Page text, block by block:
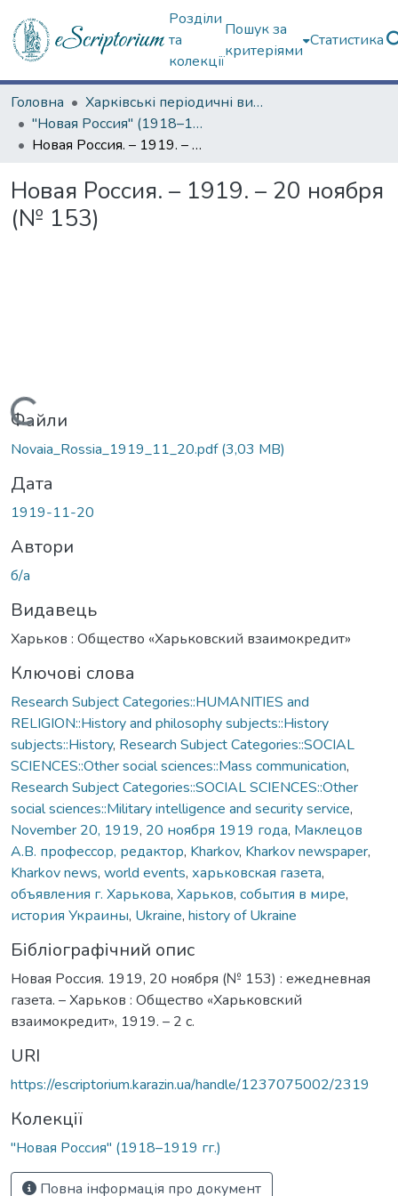
Розділи
та
колекції
Пошук за
критеріями
Статистика
Головна
Харківські періодичні видання
"Новая Россия" (1918–1919 гг.)
Новая Россия. – 1919. – 20 ноября (№ 153)
Новая Россия. – 1919. – 20 ноября
(№ 153)
Вантажиться...
Файли
Novaia_Rossia_1919_11_20.pdf(3,03 MB)
Дата
1919-11-20
Автори
б/а
Видавець
Харьков : Общество «Харьковский взаимокредит»
Ключові слова
Research Subject Categories::HUMANITIES and
RELIGION::History and philosophy subjects::History
subjects::History, Research Subject Categories::SOCIAL
SCIENCES::Other social sciences::Mass communication,
Research Subject Categories::SOCIAL SCIENCES::Other
social sciences::Military intelligence and security service,
November 20, 1919, 20 ноября 1919 года, Маклецов
А.В. профессор, редактор, Kharkov, Kharkov newspaper,
Kharkov news, world events, харьковская газета,
объявления г. Харькова, Харьков, события в мире,
история Украины, Ukraine, history of Ukraine
Бібліографічний опис
Новая Россия. 1919, 20 ноября (№ 153) : ежедневная
газета. – Харьков : Общество «Харьковский
взаимокредит», 1919. – 2 с.
URI
https://escriptorium.karazin.ua/handle/1237075002/2319
Колекції
"Новая Россия" (1918–1919 гг.)
Повна інформація про документ